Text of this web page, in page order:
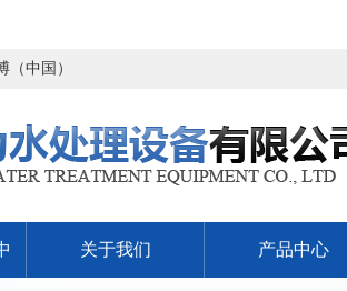
（中国）
关于我们 产品中心